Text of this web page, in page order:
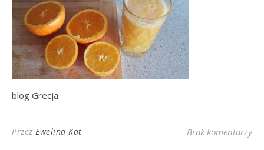
blog Grecja
Przez Ewelina Kat Brak komentarzy